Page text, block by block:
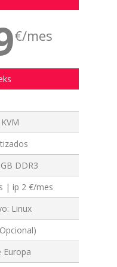
€/mes
DDR3
| ip 2 €/mes
Linux
Europa